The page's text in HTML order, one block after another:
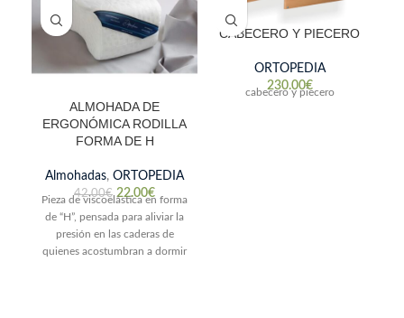
ALMOHADA DE
ERGONÓMICA RODILLA
FORMA DE H
Almohadas, ORTOPEDIA
42.00€ 22.00€
Pieza de viscoelástica en forma
de “H”, pensada para aliviar la
presión en las caderas de
quienes acostumbran a dormir
CABECERO Y PIECERO
ORTOPEDIA
230.00€
cabecero y piecero